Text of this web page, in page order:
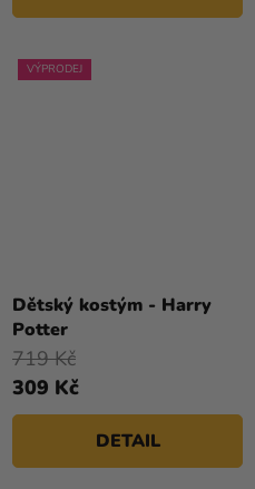
VÝPRODEJ
Dětský kostým - Harry
Potter
309 Kč
719 Kč
DETAIL